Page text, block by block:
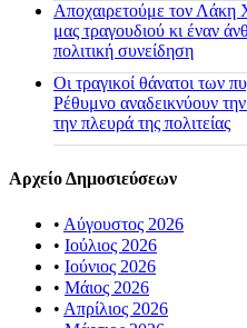
Αποχαιρετούμε τον Λάκη
μας τραγουδιού κι έναν
πολιτική συνείδηση
Οι τραγικοί θάνατοι των
Ρέθυμνο αναδεικνύουν
την πλευρά της πολιτείας
Αρχείο Δημοσιεύσεων
• Αύγουστος 2026
• Ιούλιος 2026
• Ιούνιος 2026
• Μάιος 2026
• Απρίλιος 2026